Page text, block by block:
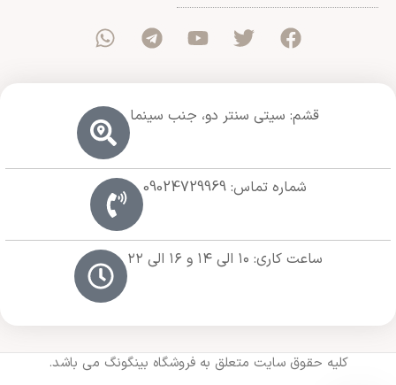
قشم: سیتی سنتر دو، جنب سینما
شماره تماس: 09024729969
ساعت کاری: ۱۰ الی ۱۴ و ۱۶ الی ۲۲
کلیه حقوق سایت متعلق به فروشگاه بینگونگ می باشد.